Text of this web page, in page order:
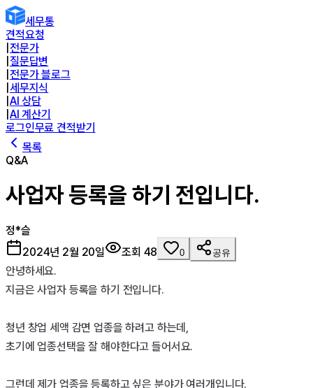
세무통
견적요청
전문가
질문답변
전문가 블로그
세무지식
AI 상담
AI 계산기
로그인무료 견적받기
목록
Q&A
사업자 등록을 하기 전입니다.
정*슬
2024년 2월 20일
조회 48 0 공유
안녕하세요.
지금은 사업자 등록을 하기 전입니다.
청년 창업 세액 감면 업종을 하려고 하는데,
초기에 업종선택을 잘 해야한다고 들어서요.
그런데 제가 업종을 등록하고 싶은 분야가 여러개입니다.